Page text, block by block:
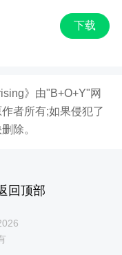
下载
》由"B+O+Y"网
者所有;如果侵犯了
除。
回顶部